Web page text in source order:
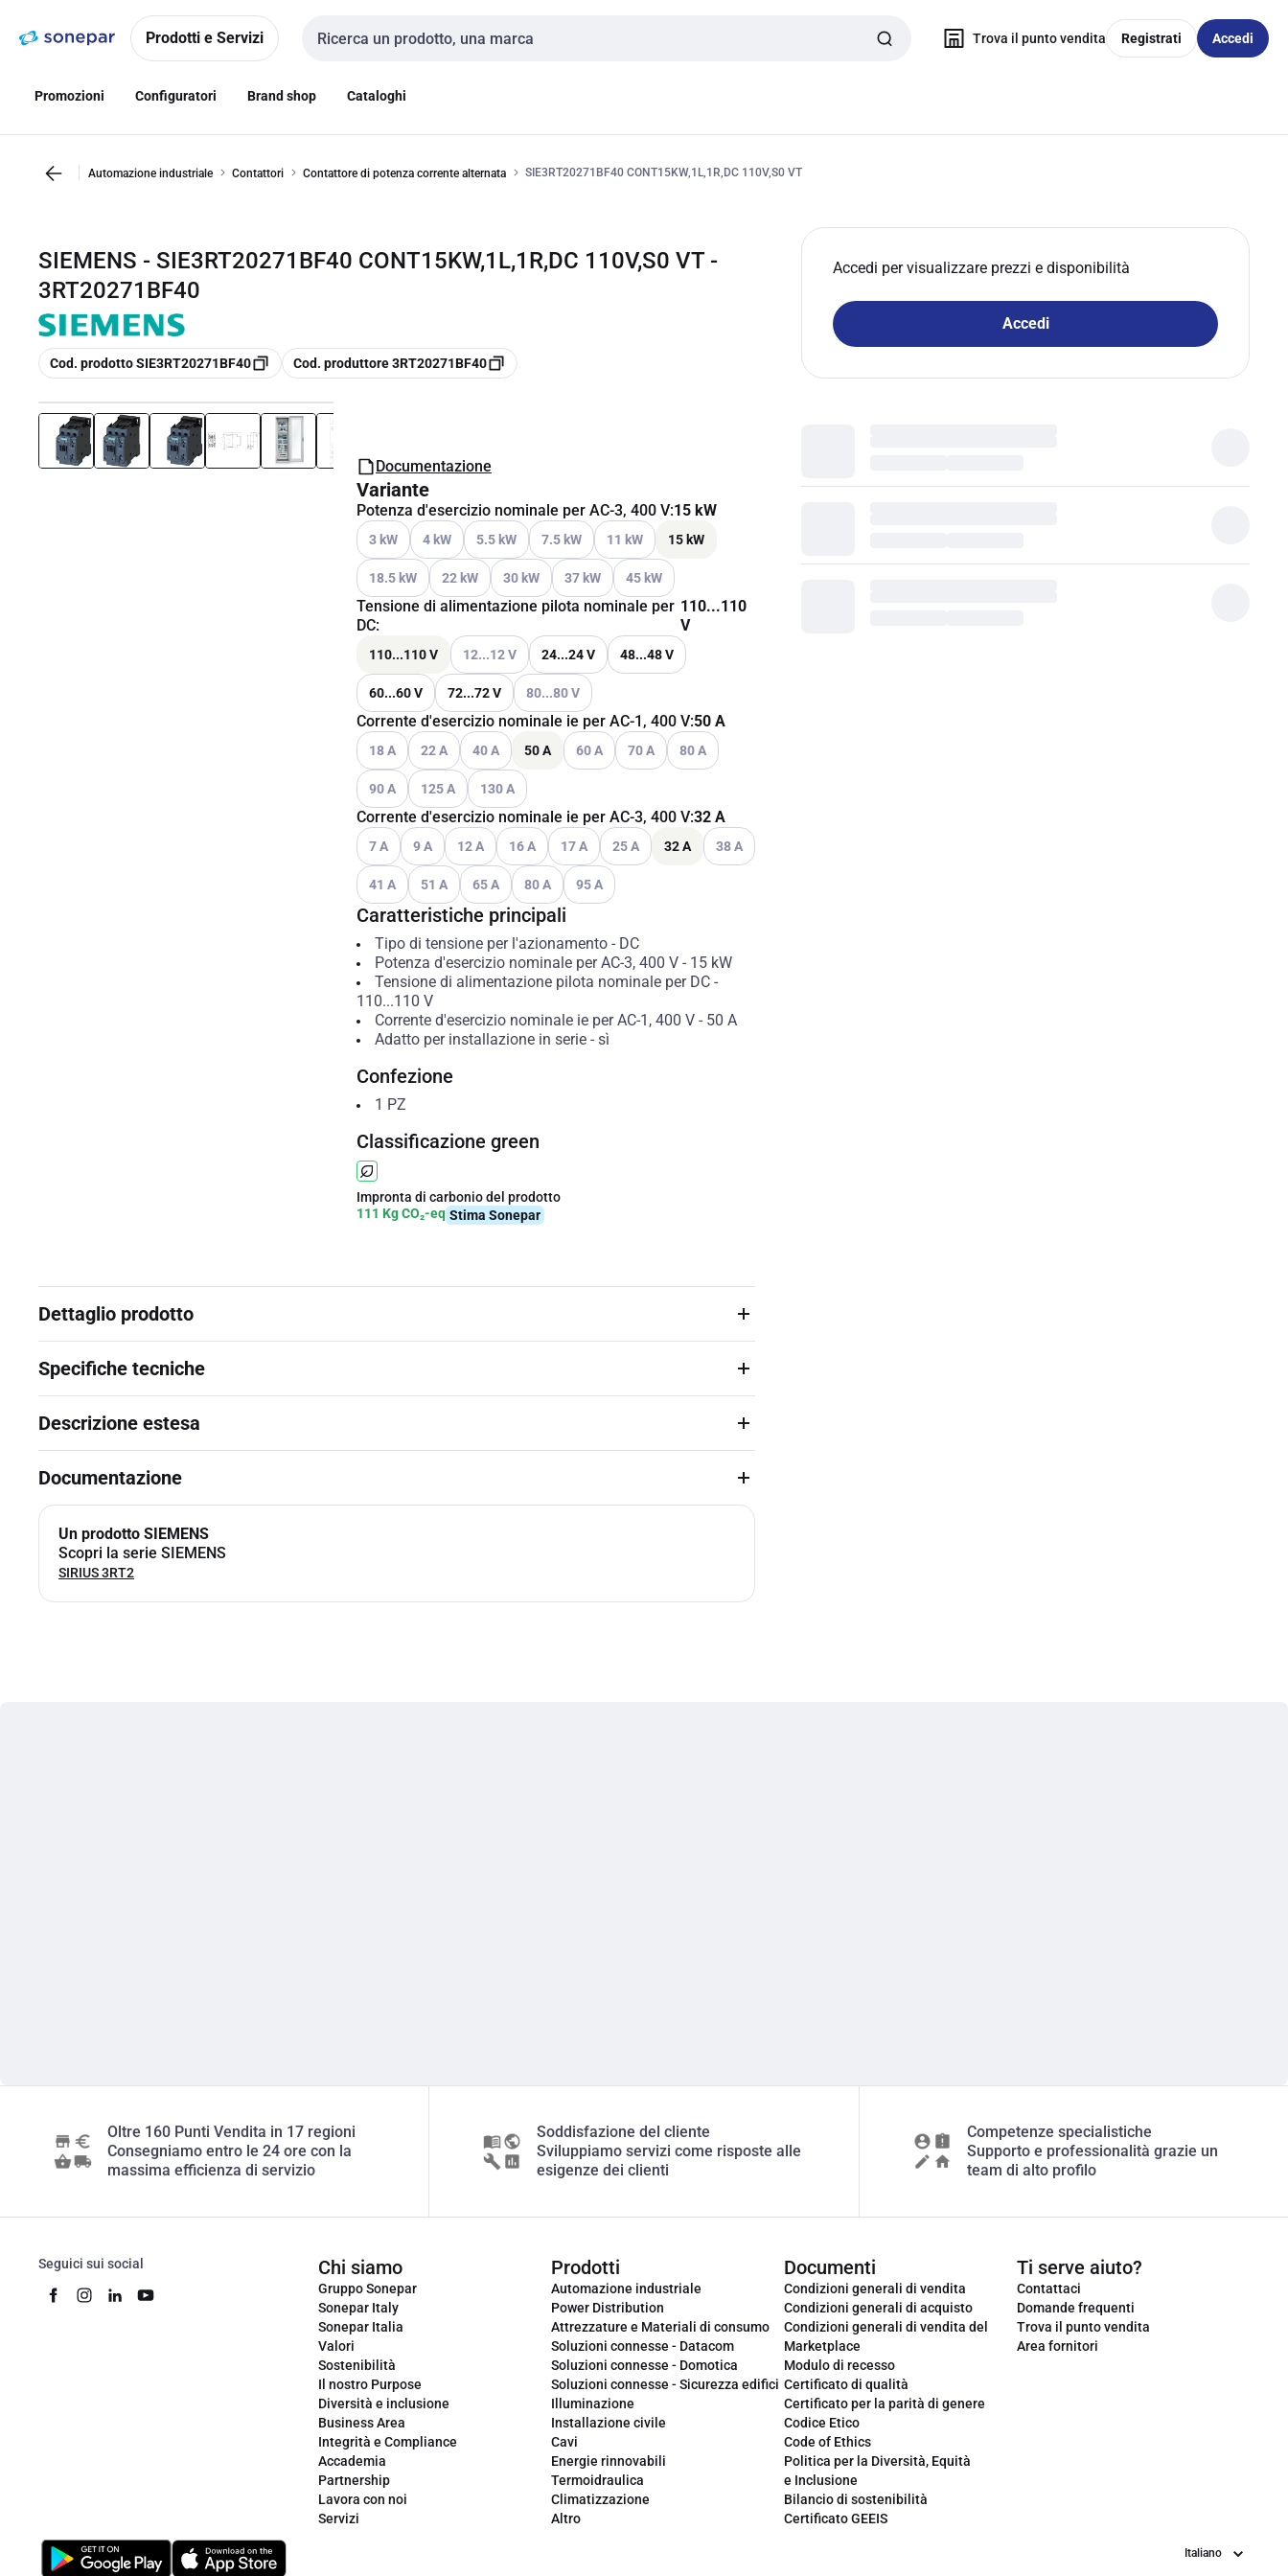
navigazionealla
Prodotti e Servizi
Cerca input
Trova il punto vendita Registrati Accedi
Promozioni Configuratori Brand shop Cataloghi
Automazione industriale Contattori Contattore di potenza corrente alternata SIE3RT20271BF40 CONT15KW,1L,1R,DC 110V,S0 VT
SIEMENS - SIE3RT20271BF40 CONT15KW,1L,1R,DC 110V,S0 VT -
3RT20271BF40
copia
Cod. prodotto SIE3RT20271BF40 copia
Cod. produttore 3RT20271BF40
Accedi per visualizzare prezzi e disponibilità
Accedi
Documentazione
Variante
Potenza d'esercizio nominale per AC-3, 400 V:15 kW
Vedi le opzioni disponibili
3 kW
Vedi le opzioni disponibili
4 kW
Vedi le opzioni disponibili
5.5 kW
Vedi le opzioni disponibili
7.5 kW
Vedi le opzioni disponibili
11 kW
15 kW
Vedi le opzioni disponibili
18.5 kW
Vedi le opzioni disponibili
22 kW
Vedi le opzioni disponibili
30 kW
Vedi le opzioni disponibili
37 kW
Vedi le opzioni disponibili
45 kW
Tensione di alimentazione pilota nominale per
DC:
110...110
V
110...110 V
Vedi le opzioni disponibili
12...12 V 24...24 V 48...48 V
60...60 V 72...72 V
Vedi le opzioni disponibili
80...80 V
Corrente d'esercizio nominale ie per AC-1, 400 V:50 A
Vedi le opzioni disponibili
18 A
Vedi le opzioni disponibili
22 A
Vedi le opzioni disponibili
40 A 50 A
Vedi le opzioni disponibili
60 A
Vedi le opzioni disponibili
70 A
Vedi le opzioni disponibili
80 A
Vedi le opzioni disponibili
90 A
Vedi le opzioni disponibili
125 A
Vedi le opzioni disponibili
130 A
Corrente d'esercizio nominale ie per AC-3, 400 V:32 A
Vedi le opzioni disponibili
7 A
Vedi le opzioni disponibili
9 A
Vedi le opzioni disponibili
12 A
Vedi le opzioni disponibili
16 A
Vedi le opzioni disponibili
17 A
Vedi le opzioni disponibili
25 A 32 A
Vedi le opzioni disponibili
38 A
Vedi le opzioni disponibili
41 A
Vedi le opzioni disponibili
51 A
Vedi le opzioni disponibili
65 A
Vedi le opzioni disponibili
80 A
Vedi le opzioni disponibili
95 A
Caratteristiche principali
Tipo di tensione per l'azionamento- DC
Potenza d'esercizio nominale per AC-3, 400 V- 15 kW
Tensione di alimentazione pilota nominale per DC-
110...110 V
Corrente d'esercizio nominale ie per AC-1, 400 V- 50 A
Adatto per installazione in serie- sì
Confezione
1 PZ
Classificazione green
Impronta di carbonio del prodotto
111 Kg CO₂-eq Stima Sonepar
Dettaglio prodotto
Specifiche tecniche
Descrizione estesa
Documentazione
Un prodotto SIEMENS
Scopri la serie SIEMENS
SIRIUS 3RT2
Oltre 160 Punti Vendita in 17 regioni
Consegniamo entro le 24 ore con la
massima efficienza di servizio
Soddisfazione del cliente
Sviluppiamo servizi come risposte alle
esigenze dei clienti
Competenze specialistiche
Supporto e professionalità grazie un
team di alto profilo
Seguici sui social Chi siamo
Gruppo Sonepar
Sonepar Italy
Sonepar Italia
Valori
Sostenibilità
Il nostro Purpose
Diversità e inclusione
Business Area
Integrità e Compliance
Accademia
Partnership
Lavora con noi
Servizi
Prodotti
Automazione industriale
Power Distribution
Attrezzature e Materiali di consumo
Soluzioni connesse - Datacom
Soluzioni connesse - Domotica
Soluzioni connesse - Sicurezza edifici
Illuminazione
Installazione civile
Cavi
Energie rinnovabili
Termoidraulica
Climatizzazione
Altro
Documenti
Condizioni generali di vendita
Condizioni generali di acquisto
Condizioni generali di vendita del
Marketplace
Modulo di recesso
Certificato di qualità
Certificato per la parità di genere
Codice Etico
Code of Ethics
Politica per la Diversità, Equità
e Inclusione
Bilancio di sostenibilità
Certificato GEEIS
Ti serve aiuto?
Contattaci
Domande frequenti
Trova il punto vendita
Area fornitori
Lingua